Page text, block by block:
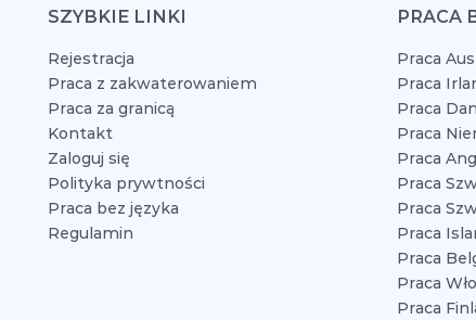
SZYBKIE LINKI
Rejestracja
Praca z zakwaterowaniem
Praca za granicą
Kontakt
Zaloguj się
Polityka prywtności
Praca bez języka
Regulamin
PRACA
Praca
Praca
Praca
Praca
Praca
Praca
Praca
Praca
Praca
Praca
Praca